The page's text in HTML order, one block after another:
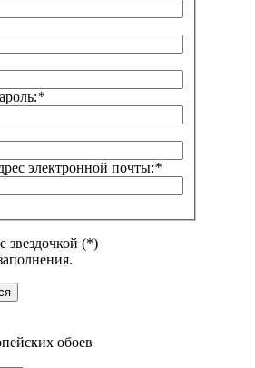
*
электронной почты:*
звездочкой (*)
обоев